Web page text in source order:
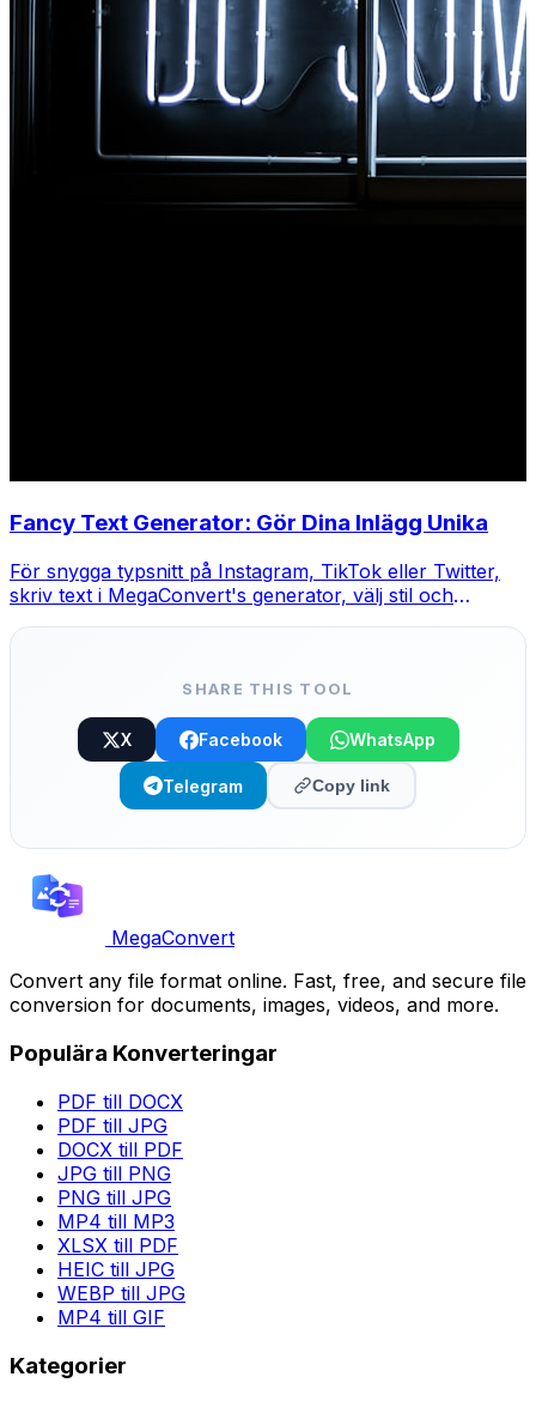
Fancy Text Generator: Gör Dina Inlägg Unika
För snygga typsnitt på Instagram, TikTok eller Twitter,
skriv text i MegaConvert's generator, välj stil och
SHARE THIS TOOL
X Facebook WhatsApp
Telegram Copy link
MegaConvert
Convert any file format online. Fast, free, and secure file
conversion for documents, images, videos, and more.
Populära Konverteringar
PDF till DOCX
PDF till JPG
DOCX till PDF
JPG till PNG
PNG till JPG
MP4 till MP3
XLSX till PDF
HEIC till JPG
WEBP till JPG
MP4 till GIF
Kategorier